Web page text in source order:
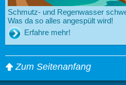
Schmutz- und Regenwasser
Was da so alles angespült wird!
Erfahre mehr!
Zum Seitenanfang